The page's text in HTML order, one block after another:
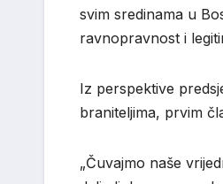
svim sredinama u
ravnopravnost i
Iz perspektive
braniteljima, prvim
„Čuvajmo naše